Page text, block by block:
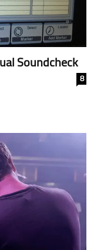
Soundcheck
8